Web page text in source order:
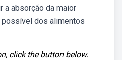
a absorção da maior
dos alimentos
click the button below.